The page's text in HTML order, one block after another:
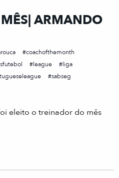
ARMANDO
coachofthemonth
league
liga
sabseg
eleito o treinador do mês